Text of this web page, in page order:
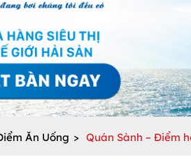
Ăn Uống > Quán Sành – Điểm